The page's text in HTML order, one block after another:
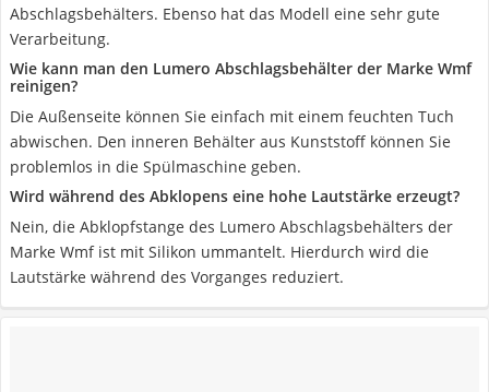
Abschlagsbehälters. Ebenso hat das Modell eine sehr gute
Verarbeitung.
Wie kann man den Lumero Abschlagsbehälter der Marke Wmf
reinigen?
Die Außenseite können Sie einfach mit einem feuchten Tuch
abwischen. Den inneren Behälter aus Kunststoff können Sie
problemlos in die Spülmaschine geben.
Wird während des Abklopens eine hohe Lautstärke erzeugt?
Nein, die Abklopfstange des Lumero Abschlagsbehälters der
Marke Wmf ist mit Silikon ummantelt. Hierdurch wird die
Lautstärke während des Vorganges reduziert.